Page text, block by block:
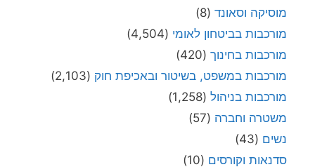
מוסיקה וסאונד (8)
מורכבות בביטחון לאומי (4,504)
מורכבות בחינוך (420)
מורכבות במשפט, בשיטור ובאכיפת חוק (2,103)
מורכבות בניהול (1,258)
משטרה וחברה (57)
נשים (43)
סדנאות וקורסים (10)